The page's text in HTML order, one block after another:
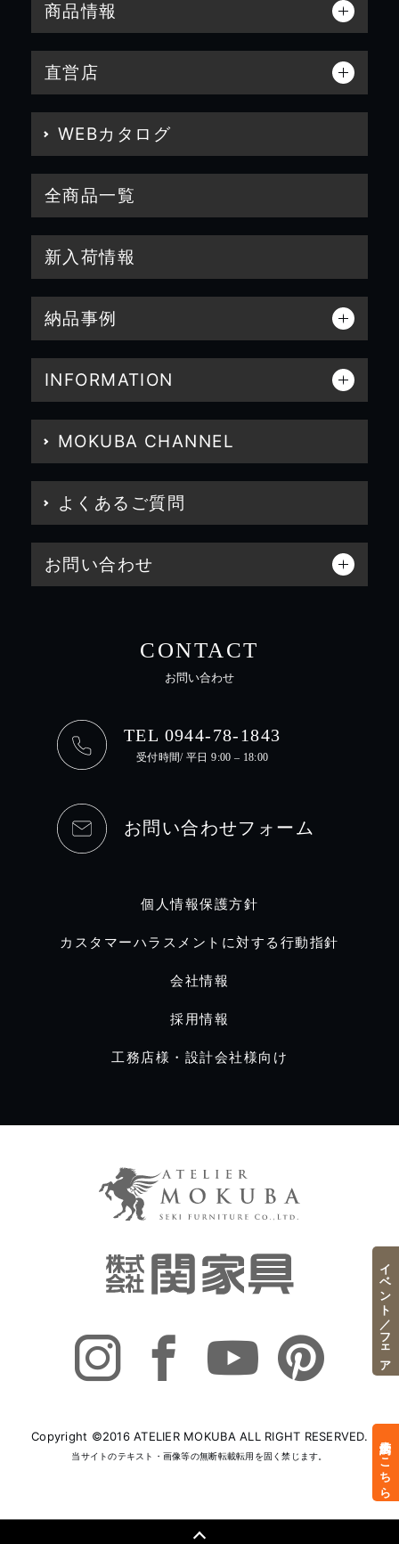
商品情報
直営店
WEBカタログ
全商品一覧
新入荷情報
納品事例
INFORMATION
MOKUBA CHANNEL
よくあるご質問
お問い合わせ
CONTACT
お問い合わせ
TEL 0944-78-1843
受付時間/ 平日 9:00 – 18:00
お問い合わせフォーム
個人情報保護方針
カスタマーハラスメントに対する行動指針
会社情報
採用情報
工務店様・設計会社様向け
Copyright ©2016 ATELIER MOKUBA ALL RIGHT RESERVED.
当サイトのテキスト・画像等の無断転載転用を固く禁じます。 来店予約はこちら
イベント／フェア